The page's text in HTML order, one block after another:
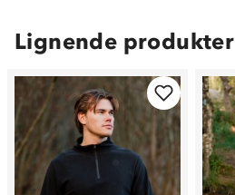
Lignende produkter